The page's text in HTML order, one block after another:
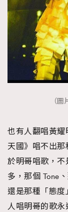
（
也有人翻唱黃
天國》唱不出
於明哥唱歌，
多，那個 Tone
還是那種「態度
人唱明哥的歌永